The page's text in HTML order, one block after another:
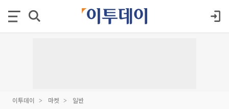
이투데이 마켓 일반